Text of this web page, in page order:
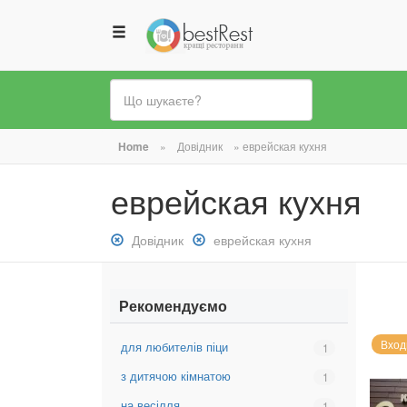
Ви
є
тут
Home » Довідник » еврейская кухня
еврейская кухня
Зняти
фільтр:
Довідник
Зняти
фільтр:
кухня
еврейская кухня
Рекомендуємо
для любителів піци 1
для
з дитячою кімнатою 1